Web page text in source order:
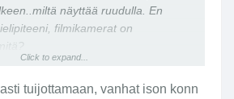
näyttää ruudulla. En
filmikamerat on
Click to expand...
tuijottamaan, vanhat ison konn